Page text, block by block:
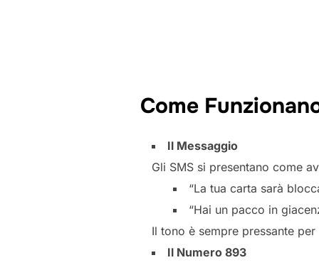
Come
Il Messaggio
Gli SMS si presentano come
“La tua carta sarà
“Hai un pacco in
Il tono è sempre pressante
Il Numero 893